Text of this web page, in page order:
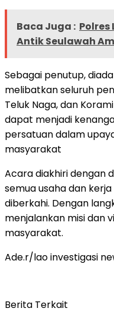
Baca Juga : Polres
Antik Seulawah
Sebagai penutup,
melibatkan seluruh
Teluk Naga, dan
dapat menjadi
persatuan dalam
masyarakat
Acara diakhiri dengan
semua usaha dan
diberkahi. Dengan
menjalankan misi dan
masyarakat.
Ade.r/lao investigasi
Berita Terkait